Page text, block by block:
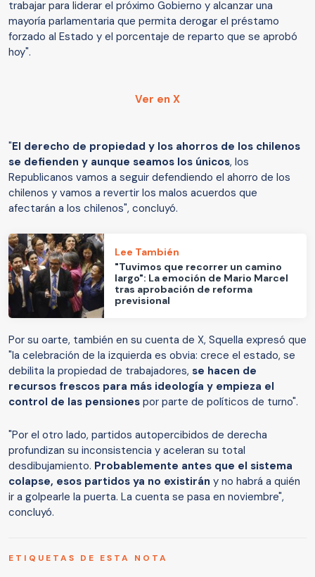
trabajar para liderar el próximo Gobierno y alcanzar una
mayoría parlamentaria que permita derogar el préstamo
forzado al Estado y el porcentaje de reparto que se aprobó
hoy".
Ver en X
"El derecho de propiedad y los ahorros de los chilenos
se defienden y aunque seamos los únicos, los
Republicanos vamos a seguir defendiendo el ahorro de los
chilenos y vamos a revertir los malos acuerdos que
afectarán a los chilenos", concluyó.
Lee También
"Tuvimos que recorrer un camino
largo": La emoción de Mario Marcel
tras aprobación de reforma
previsional
Por su oarte, también en su cuenta de X, Squella expresó que
"la celebración de la izquierda es obvia: crece el estado, se
debilita la propiedad de trabajadores, se hacen de
recursos frescos para más ideología y empieza el
control de las pensiones por parte de políticos de turno".
"Por el otro lado, partidos autopercibidos de derecha
profundizan su inconsistencia y aceleran su total
desdibujamiento. Probablemente antes que el sistema
colapse, esos partidos ya no existirán y no habrá a quién
ir a golpearle la puerta. La cuenta se pasa en noviembre",
concluyó.
ETIQUETAS DE ESTA NOTA